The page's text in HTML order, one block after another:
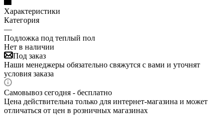
Характеристики
Категория
—
Подложка под теплый пол
Нет в наличии
Под заказ
Наши менеджеры обязательно свяжутся с вами и уточнят
условия заказа
Самовывоз сегодня - бесплатно
Цена действительна только для интернет-магазина и может
отличаться от цен в розничных магазинах